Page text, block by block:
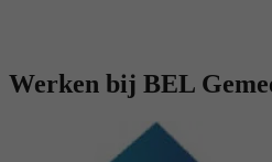
Werken bij BEL